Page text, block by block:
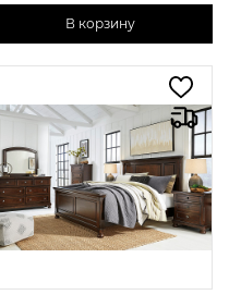
В корзину